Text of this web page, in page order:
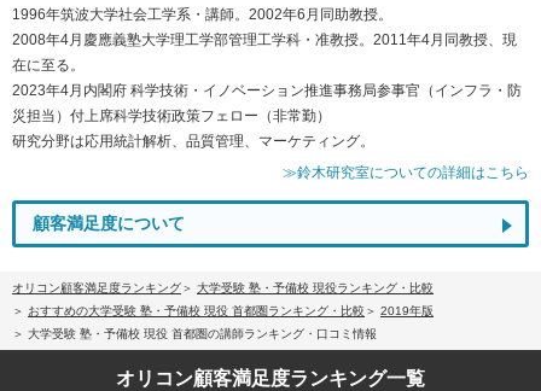
1996年筑波大学社会工学系・講師。2002年6月同助教授。
2008年4月慶應義塾大学理工学部管理工学科・准教授。2011年4月同教授、現
在に至る。
2023年4月内閣府 科学技術・イノベーション推進事務局参事官（インフラ・防
災担当）付上席科学技術政策フェロー（非常勤）
研究分野は応用統計解析、品質管理、マーケティング。
≫鈴木研究室についての詳細はこちら
顧客満足度について
オリコン顧客満足度ランキング
大学受験 塾・予備校 現役ランキング・比較
おすすめの大学受験 塾・予備校 現役 首都圏ランキング・比較
2019年版
大学受験 塾・予備校 現役 首都圏の講師ランキング・口コミ情報
オリコン顧客満足度ランキング一覧